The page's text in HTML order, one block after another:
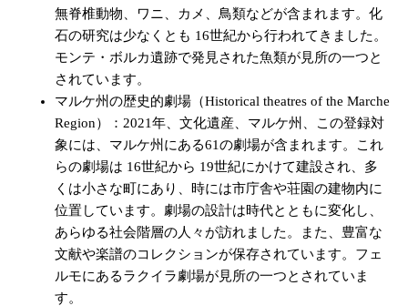
無脊椎動物、ワニ、カメ、鳥類などが含まれます。化
石の研究は少なくとも 16世紀から行われてきました。
モンテ・ボルカ遺跡で発見された魚類が見所の一つと
されています。
マルケ州の歴史的劇場（Historical theatres of the Marche
Region）：2021年、文化遺産、マルケ州、この登録対
象には、マルケ州にある61の劇場が含まれます。これ
らの劇場は 16世紀から 19世紀にかけて建設され、多
くは小さな町にあり、時には市庁舎や荘園の建物内に
位置しています。劇場の設計は時代とともに変化し、
あらゆる社会階層の人々が訪れました。また、豊富な
文献や楽譜のコレクションが保存されています。フェ
ルモにあるラクイラ劇場が見所の一つとされていま
す。